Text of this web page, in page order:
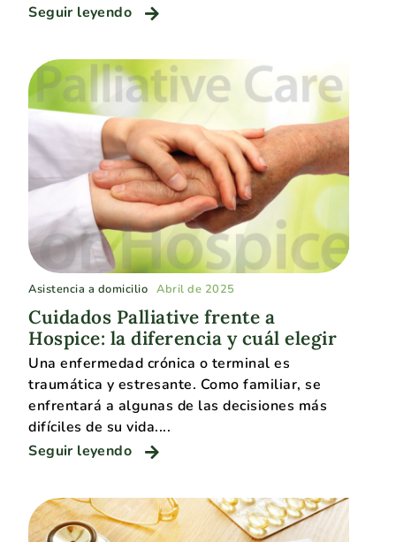
Seguir leyendo
Asistencia a domicilio Abril de 2025
Cuidados Palliative frente a
Hospice: la diferencia y cuál elegir
Una enfermedad crónica o terminal es
traumática y estresante. Como familiar, se
enfrentará a algunas de las decisiones más
difíciles de su vida....
Seguir leyendo